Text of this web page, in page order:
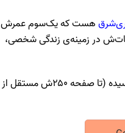
هست که یک‌سوم عمرش
در زمینه‌ی زندگی شخصی،
در عرض سه ماه از سال ۲۰۲۲، این تجربیات به ۳۲۲ صفحه رسیده (تا صفحه ۲۵۰ش مستقل از